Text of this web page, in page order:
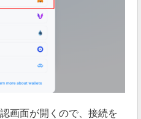
画面が開くので、接続を